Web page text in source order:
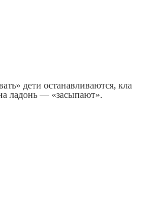
дети останавливаются, кла
ладонь — «засыпают».